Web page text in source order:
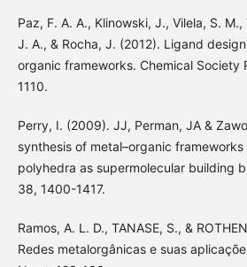
Paz, F. A. A., Klinowski, J., Vilela, S.
J. A., & Rocha, J. (2012). Ligand
organic frameworks. Chemical Society
1110.
Perry, I. (2009). JJ, Perman, JA &
synthesis of metal–organic
polyhedra as supermolecular building
38, 1400-1417.
Ramos, A. L. D., TANASE, S., &
Redes metalorgânicas e suas